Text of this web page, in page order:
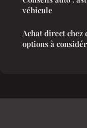
véhicule
Achat direct chez
options à